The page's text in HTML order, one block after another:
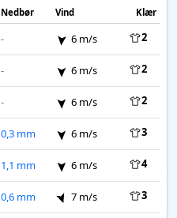
Nedbør Vind Klær
- 6 m/s 2
- 6 m/s 2
- 6 m/s 2
0,3 mm 6 m/s 3
1,1 mm 6 m/s 4
0,6 mm 7 m/s 3